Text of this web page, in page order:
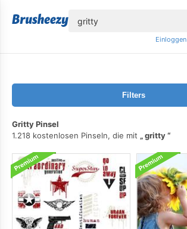
Einloggen
Filters
Gritty Pinsel
1.218 kostenlosen Pinseln, die mit
gritty